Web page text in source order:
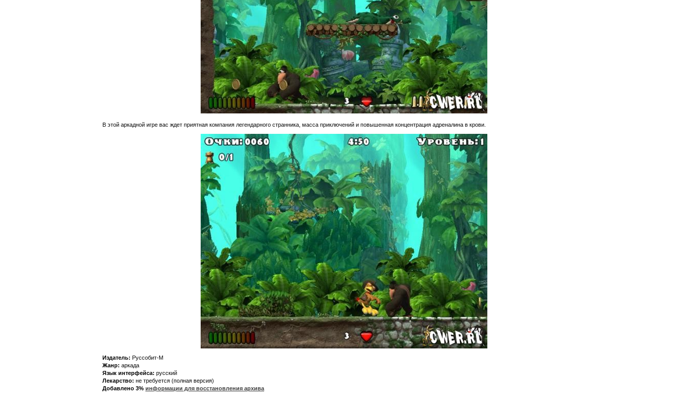
В этой аркадной игре вас ждет приятная компания легендарного странника, масса приключений и повышенная концентрация адреналина в крови.
Издатель: Руссобит-М
Жанр: аркада
Язык интерфейса: русский
Лекарство: не требуется (полная версия)
Добавлено 3% информации для восстановления архива